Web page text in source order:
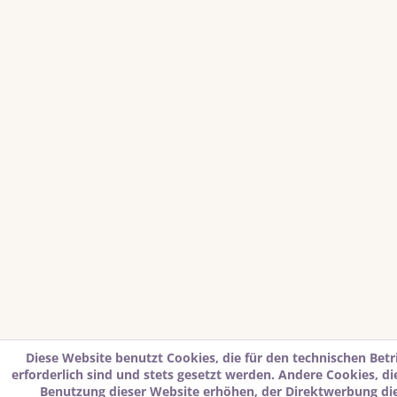
Diese Website benutzt Cookies, die für den technischen
erforderlich sind und stets gesetzt werden. Andere Cookies,
Benutzung dieser Website erhöhen, der Direktwerbung